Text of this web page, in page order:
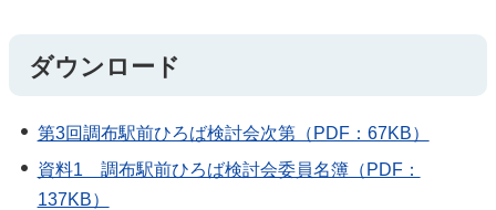
ダウンロード
第3回調布駅前ひろば検討会次第（PDF：67KB）
資料1 調布駅前ひろば検討会委員名簿（PDF：
137KB）